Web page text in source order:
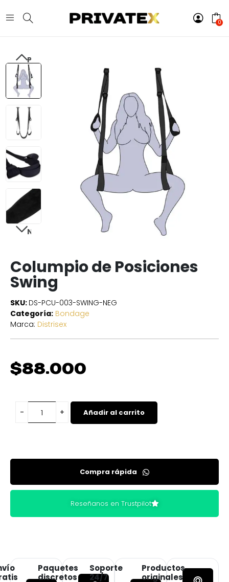
0
PREVIOUS
NEXT
Columpio de Posiciones
Swing
SKU: DS-PCU-003-SWING-NEG
Categoría: Bondage
Marca: Distrisex
$88.000
Añadir al carrito
Compra rápida
Reseñanos en Trustpilot
Paquetes
discretos
Soporte
24/7
Productos
originales